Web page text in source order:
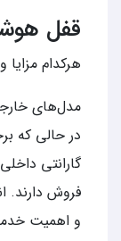
قفل
هرکدام
مدل‌های
در حالی که
گارانتی
فروش دارند.
و اهمیت